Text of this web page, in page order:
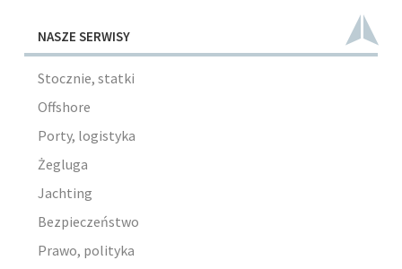
NASZE SERWISY
Stocznie, statki
Offshore
Porty, logistyka
Żegluga
Jachting
Bezpieczeństwo
Prawo, polityka